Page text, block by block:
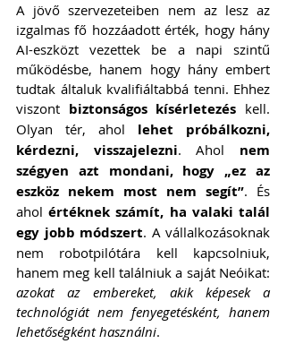
A jövő szervezeteiben nem az lesz az
izgalmas fő hozzáadott érték, hogy hány
AI-eszközt vezettek be a napi szintű
működésbe, hanem hogy hány embert
tudtak általuk kvalifiáltabbá tenni. Ehhez
viszont biztonságos kísérletezés kell.
Olyan tér, ahol lehet próbálkozni,
kérdezni, visszajelezni. Ahol nem
szégyen azt mondani, hogy „ez az
eszköz nekem most nem segít”. És
ahol értéknek számít, ha valaki talál
egy jobb módszert. A vállalkozásoknak
nem robotpilótára kell kapcsolniuk,
azokat az embereket, akik képesek a
technológiát nem fenyegetésként, hanem
lehetőségként használni.